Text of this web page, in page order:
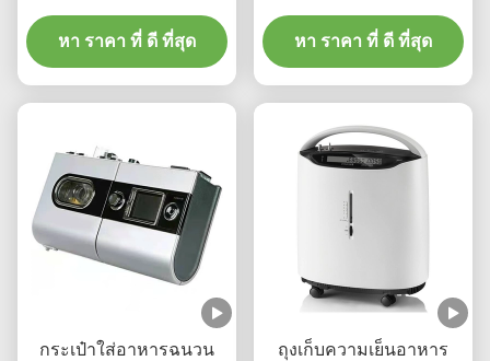
พิซซ่าส่งอาหารแบบพกพา
หา ราคา ที่ ดี ที่สุด
ผลไม้เบอร์เกอร์
หา ราคา ที่ ดี ที่สุด
กระเป๋าใส่อาหารฉนวน
ถุงเก็บความเย็นอาหาร